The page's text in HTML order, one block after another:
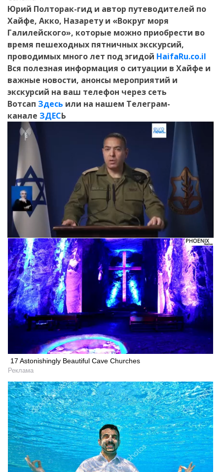
Юрий Полторак-гид и автор путеводителей по
Хайфе, Акко, Назарету и «Вокруг моря
Галилейского», которые можно приобрести во
время пешеходных пятничных экскурсий,
проводимых много лет под эгидой HaifaRu.co.il
Вся полезная информация о ситуации в Хайфе и
важные новости, анонсы мероприятий и
экскурсий на ваш телефон через сеть
Вотсап Здесь или на нашем Телеграм-
канале ЗДЕСЬ
17 Astonishingly Beautiful Cave Churches
Реклама